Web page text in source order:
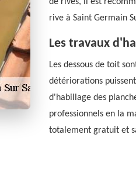
rive à Saint Germain
Les travaux
Les dessous de toit
détériorations
d'habillage des
professionnels en la
totalement gratuit et